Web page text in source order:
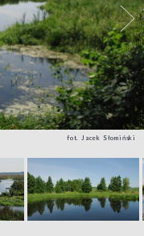
fot. Jacek Słomiński